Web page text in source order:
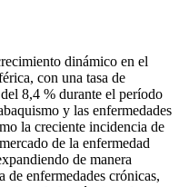
dinámico en el
con una tasa de
8,4 % durante el período
y las enfermedades
la creciente incidencia de
de la enfermedad
de manera
de enfermedades crónicas,